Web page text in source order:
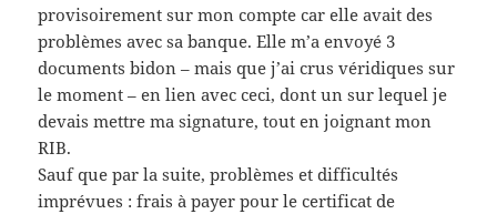
provisoirement sur mon compte car elle avait des
problèmes avec sa banque. Elle m’a envoyé 3
documents bidon – mais que j’ai crus véridiques sur
le moment – en lien avec ceci, dont un sur lequel je
devais mettre ma signature, tout en joignant mon
RIB.
Sauf que par la suite, problèmes et difficultés
imprévues : frais à payer pour le certificat de